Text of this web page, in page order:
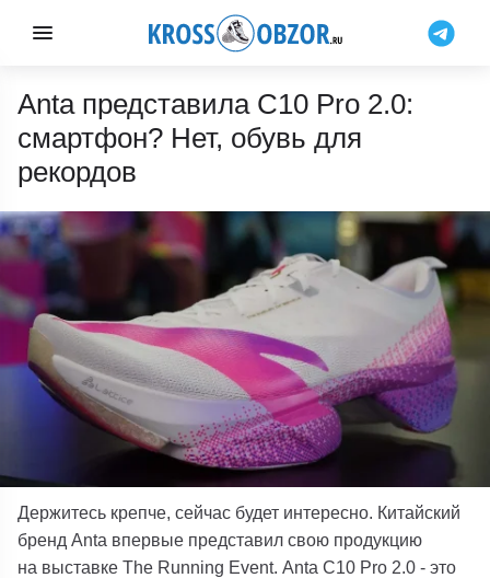
Anta представила C10 Pro 2.0:
смартфон? Нет, обувь для
рекордов
Держитесь крепче, сейчас будет интересно. Китайский
брендAnta впервые представил свою продукцию
на выставке The Running Event. Anta C10 Pro 2.0- это